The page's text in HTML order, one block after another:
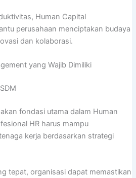
Human Capital
perusahaan menciptakan budaya
dan kolaborasi.
yang Wajib Dimiliki
fondasi utama dalam Human
HR harus mampu
kerja berdasarkan strategi
tepat, organisasi dapat memastikan